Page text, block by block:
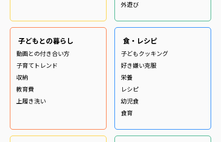
外遊び
子どもとの暮らし
動画との付き合い方
子育てトレンド
収納
教育費
上履き洗い
食・レシピ
子どもクッキング
好き嫌い克服
栄養
レシピ
幼児食
食育